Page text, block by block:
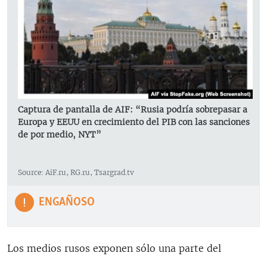
Captura de pantalla de AIF: “Rusia podría sobrepasar a
Europa y EEUU en crecimiento del PIB con las sanciones
de por medio, NYT”
Source: AiF.ru, RG.ru, Tsargrad.tv
ENGAÑOSO
Los medios rusos exponen sólo una parte del